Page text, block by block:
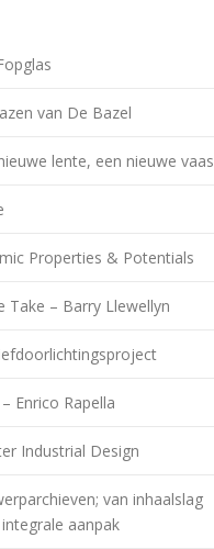
van De Bazel
lente, een nieuwe vaas
Properties & Potentials
Take – Barry Llewellyn
Enrico Rapella
Industrial Design
van inhaalslag
aanpak